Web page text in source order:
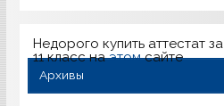
Недорого купить аттестат за
11 класс наэтомсайте
Архивы